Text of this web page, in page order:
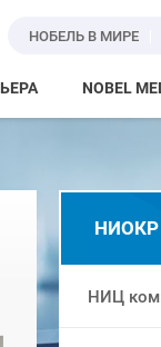
НОБЕЛЬ В МИРЕ
NOBEL
НИОКР
НИЦ